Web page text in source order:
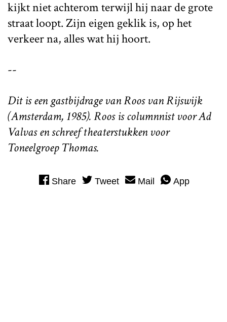
kijkt niet achterom terwijl hij naar de grote
straat loopt. Zijn eigen geklik is, op het
verkeer na, alles wat hij hoort.
--
Dit is een gastbijdrage van Roos van Rijswijk
(Amsterdam, 1985). Roos is columnnist voor Ad
Valvas en schreef theaterstukken voor
Toneelgroep Thomas.
Share Tweet Mail App